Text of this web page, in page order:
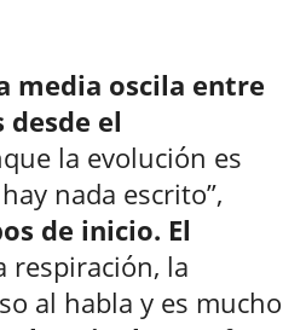
media oscila entre
desde el
la evolución es
nada escrito”,
de inicio. El
respiración, la
al habla y es mucho